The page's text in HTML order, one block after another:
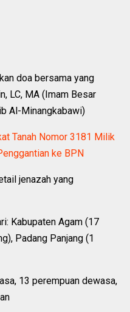
doa bersama yang
LC, MA (Imam Besar
Al-Minangkabawi)
Tanah Nomor 3181 Milik
ke BPN
jenazah yang
Kabupaten Agam (17
Padang Panjang (1
13 perempuan dewasa,